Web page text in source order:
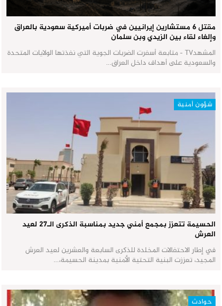
مقتل 6 مستشارين إيرانيين في ضربات أميركية سعودية بالعراق
وإلغاء لقاء بين الزيدي وبن سلمان
المشهدTV - متابعة أسفرت الضربات الجوية التي نفذتها الولايات المتحدة
والسعودية على أهداف داخل العراق…
شؤون أمنية
الحسيمة تتعزز بمجمع أمني جديد بمناسبة الذكرى الـ27 لعيد
العرش
في إطار الاحتفالات المخلدة للذكرى السابعة والعشرين لعيد العرش
المجيد، تعززت البنية التحتية الأمنية بمدينة الحسيمة،…
حوادث